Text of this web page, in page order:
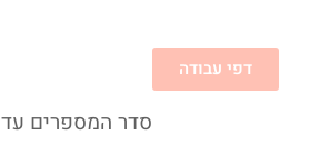
דפי עבודה
סדר המספרים עד 20